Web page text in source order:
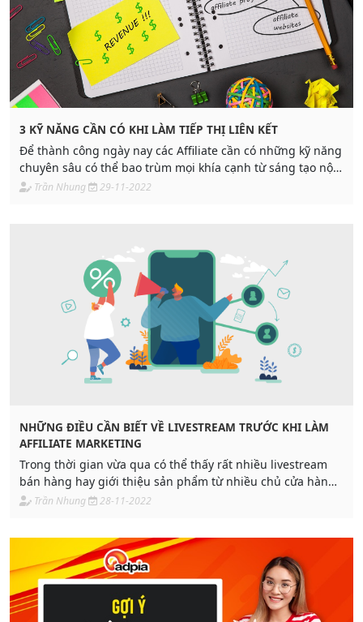
3 KỸ NĂNG CẦN CÓ KHI LÀM TIẾP THỊ LIÊN KẾT
Để thành công ngày nay các Affiliate cần có những kỹ năng
chuyên sâu có thể bao trùm mọi khía cạnh từ sáng tạo nội
dung, mạng xã hội, hành vi người dùng, phân tích kết quả.
Trần Nhung 29-11-2022
NHỮNG ĐIỀU CẦN BIẾT VỀ LIVESTREAM TRƯỚC KHI LÀM
AFFILIATE MARKETING
Trong thời gian vừa qua có thể thấy rất nhiều livestream
bán hàng hay giới thiệu sản phẩm từ nhiều chủ cửa hàng
trên Facebook, Instagram hay trên Youtube. Vậy thực sự
Trần Nhung 28-11-2022